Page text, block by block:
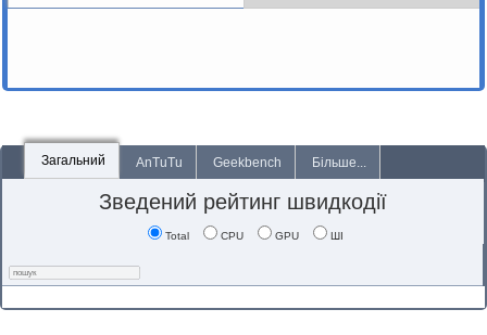
Загальний AnTuTu Geekbench Більше...
Зведений рейтинг швидкодії
Total CPU GPU ШІ